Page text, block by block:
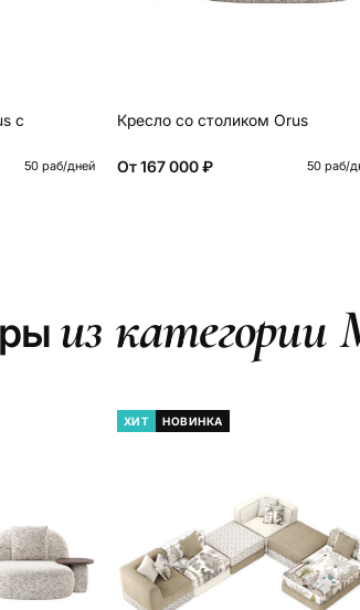
с
50 раб/дней
Кресло со столиком Orus
От167 000 ₽ 50 раб/
из категории
ХИТ НОВИНКА